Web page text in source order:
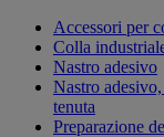
Accessori per
Colla
Nastro adesivo
Nastro
tenuta
Preparazione